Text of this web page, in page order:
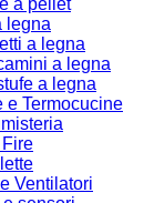
a pellet
legna
a legna
a legna
a legna
e Termocucine
Ventilatori